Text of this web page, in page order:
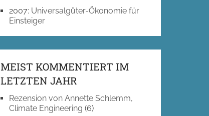
2007: Universalgüter-Ökonomie für
Einsteiger
MEIST KOMMENTIERT IM
LETZTEN JAHR
Rezension von Annette Schlemm,
Climate Engineering (6)